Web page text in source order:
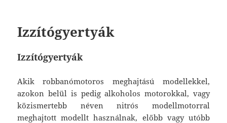
Izzítógyertyák
Izzítógyertyák
Akik robbanómotoros meghajtású modellekkel,
azokon belül is pedig alkoholos motorokkal, vagy
közismertebb néven nitrós modellmotorral
meghajtott modellt használnak, előbb vagy utóbb